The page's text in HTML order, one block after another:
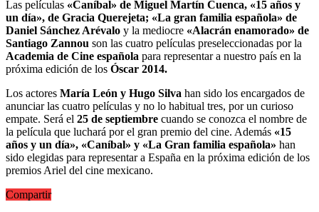
Las películas «Caníbal» de Miguel Martín Cuenca, «15 años y
un día», de Gracia Querejeta; «La gran familia española» de
Daniel Sánchez Arévalo y la mediocre «Alacrán enamorado» de
Santiago Zannou son las cuatro películas preseleccionadas por la
Academia de Cine española para representar a nuestro país en la
próxima edición de los Óscar 2014.
Los actores María León y Hugo Silva han sido los encargados de
anunciar las cuatro películas y no lo habitual tres, por un curioso
empate. Será el 25 de septiembre cuando se conozca el nombre de
la película que luchará por el gran premio del cine. Además «15
años y un día», «Caníbal» y «La Gran familia española» han
sido elegidas para representar a España en la próxima edición de los
premios Ariel del cine mexicano.
Compartir